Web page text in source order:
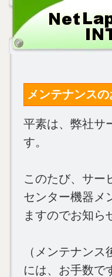
メンテナンス
平素は、弊社サ
す。
このたび、サー
センター機器メ
ますのでお知ら
（メンテナン
には、お手数で